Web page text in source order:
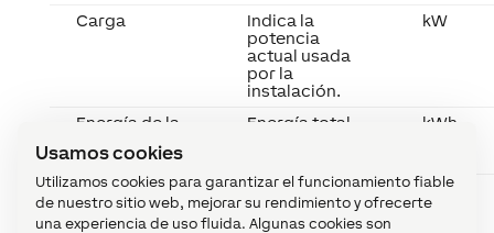
Usamos cookies
Utilizamos cookies para garantizar el funcionamiento fiable
de nuestro sitio web, mejorar su rendimiento y ofrecerte
una experiencia de uso fluida. Algunas cookies son
Carga
Indica la
potencia
actual usada
por la
instalación.
kW
Energía de la
Energía total
kWh
Energía de la
red exportada
Energía total
exportada a la
red.
kWh